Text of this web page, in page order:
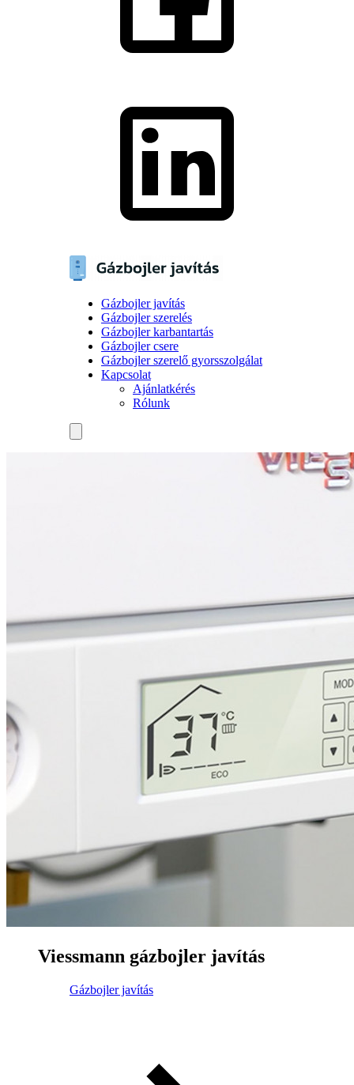
Gázbojler javítás
Gázbojler szerelés
Gázbojler karbantartás
Gázbojler csere
Gázbojler szerelő gyorsszolgálat
Kapcsolat
Ajánlatkérés
Rólunk
Viessmann gázbojler javítás
Gázbojler javítás